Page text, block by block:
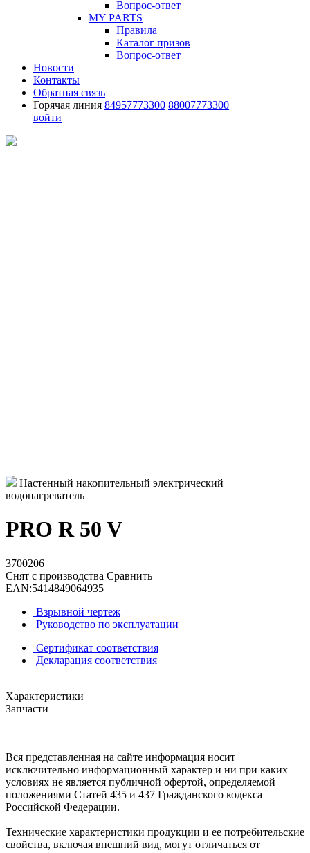
Вопрос-ответ
MY PARTS
Правила
Каталог призов
Вопрос-ответ
Новости
Контакты
Обратная связь
Горячая линия 84957773300 88007773300
войти
Настенный накопительный электрический
водонагреватель
PRO R 50 V
3700206
Снят с производства Сравнить
EAN:5414849064935
Взрывной чертеж
Руководство по эксплуатации
Сертификат соответствия
Декларация соответствия
Характеристики
Запчасти
Вся представленная на сайте информация носит
исключительно информационный характер и ни при каких
условиях не является публичной офертой, определяемой
положениями Статей 435 и 437 Гражданского кодекса
Российской Федерации.
Технические характеристики продукции и ее потребительские
свойства, включая внешний вид, могут отличаться от